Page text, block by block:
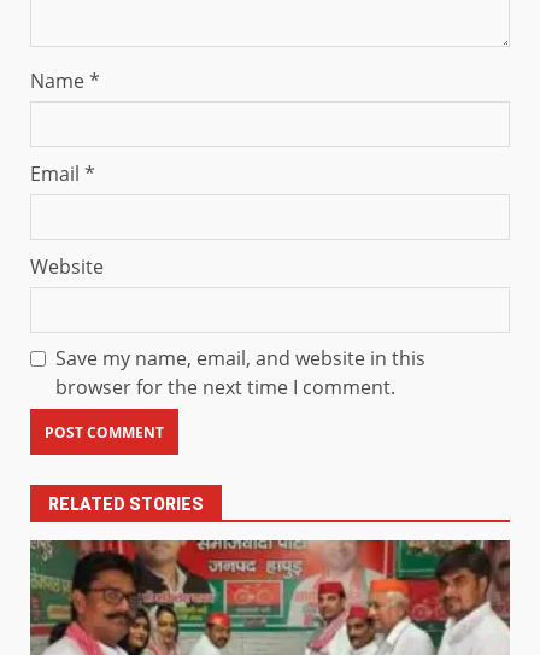
Name*
Email *
Website
Save my name, email, and website in this
browser for the next time I comment.
RELATED STORIES